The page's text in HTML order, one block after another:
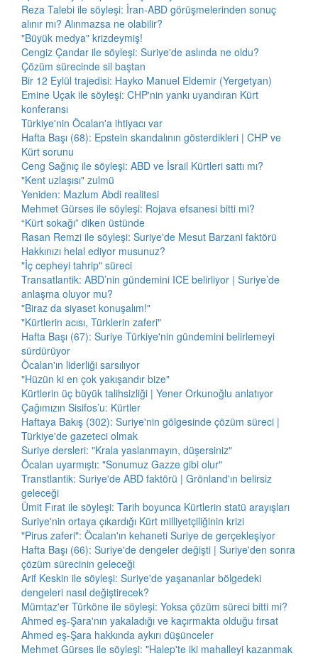
Reza Talebi ile söyleşi: İran-ABD görüşmelerinden sonuç
alınır mı? Alınmazsa ne olabilir?
"Büyük medya" krizdeymiş!
Cengiz Çandar ile söyleşi: Suriye'de aslında ne oldu?
Çözüm sürecinde sil baştan
Bir 12 Eylül trajedisi: Hayko Manuel Eldemir (Yergetyan)
Emine Uçak ile söyleşi: CHP'nin yankı uyandıran Kürt
konferansı
Türkiye'nin Öcalan'a ihtiyacı var
Hafta Başı (68): Epstein skandalının gösterdikleri | CHP ve
Kürt sorunu
Ceng Sağnıç ile söyleşi: ABD ve İsrail Kürtleri sattı mı?
"Kent uzlaşısı" zulmü
Yeniden: Mazlum Abdi realitesi
Mehmet Gürses ile söyleşi: Rojava efsanesi bitti mi?
“Kürt sokağı” diken üstünde
Rasan Remzi ile söyleşi: Suriye'de Mesut Barzani faktörü
Hakkınızı helal ediyor musunuz?
"İç cepheyi tahrip" süreci
Transatlantik: ABD’nin gündemini ICE belirliyor | Suriye’de
anlaşma oluyor mu?
"Biraz da siyaset konuşalım!"
"Kürtlerin acısı, Türklerin zaferi"
Hafta Başı (67): Suriye Türkiye'nin gündemini belirlemeyi
sürdürüyor
Öcalan'ın liderliği sarsılıyor
"Hüzün ki en çok yakışandır bize"
Kürtlerin üç büyük talihsizliği | Yener Orkunoğlu anlatıyor
Çağımızın Sisifos’u: Kürtler
Haftaya Bakış (302): Suriye'nin gölgesinde çözüm süreci |
Türkiye'de gazeteci olmak
Suriye dersleri: "Krala yaslanmayın, düşersiniz"
Öcalan uyarmıştı: "Sonumuz Gazze gibi olur"
Transtlantik: Suriye'de ABD faktörü | Grönland'ın belirsiz
geleceği
Ümit Fırat ile söyleşi: Tarih boyunca Kürtlerin statü arayışları
Suriye'nin ortaya çıkardığı Kürt milliyetçiliğinin krizi
"Pirus zaferi": Öcalan'ın kehaneti Suriye de gerçekleşiyor
Hafta Başı (66): Suriye'de dengeler değişti | Suriye'den sonra
çözüm sürecinin geleceği
Arif Keskin ile söyleşi: Suriye'de yaşananlar bölgedeki
dengeleri nasıl değiştirecek?
Mümtaz'er Türköne ile söyleşi: Yoksa çözüm süreci bitti mi?
Ahmed eş-Şara'nın yakaladığı ve kaçırmakta olduğu fırsat
Ahmed eş-Şara hakkında aykırı düşünceler
Mehmet Gürses ile söyleşi: "Halep'te iki mahalleyi kazanmak